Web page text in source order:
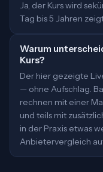
Ja, der Kurs wird
Tag bis 5 Jahren
Warum
Kurs?
Der hier gezeigte
— ohne Aufschlag.
rechnen mit einer
und teils mit
in der Praxis etwas
Anbietervergleich